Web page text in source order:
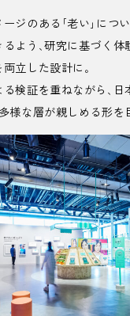
ジのある「老い」につ
よう、研究に基づく体
立した設計に。
検証を重ねながら、日
様な層が親しめる形を